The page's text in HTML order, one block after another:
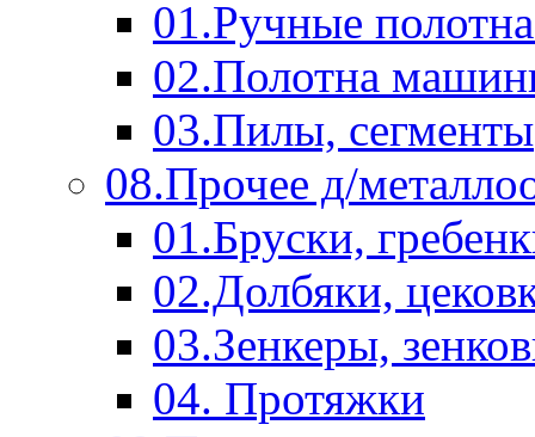
01.Ручные
02.Полотна
03.Пилы, сегменты
08.Прочее д/
01.Бруски,
02.Долбяки,
03.Зенкеры,
04. Протяжки